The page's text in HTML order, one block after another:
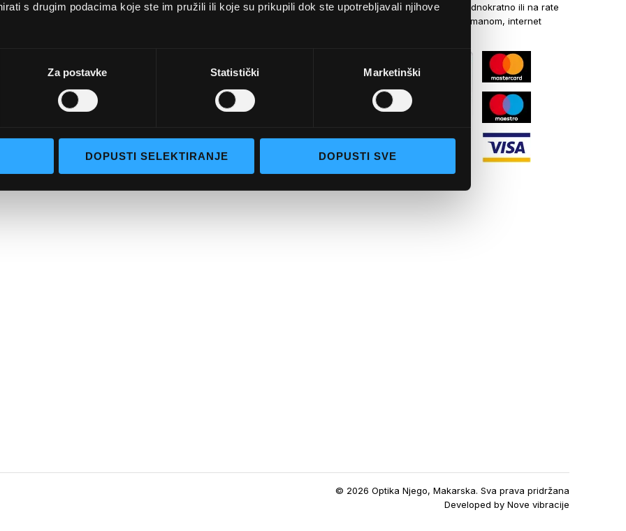
s drugim podacima koje ste im pružili ili koje su prikupili dok ste upotrebljavali njihove
Za postavke Statistički Marketinški
DOPUSTI SELEKTIRANJE DOPUSTI SVE
selection
Opći uvjeti poslovanja
Napredno pretraživanje
Narudžbe i povrati
Kreditnim karticama jednokratno ili na rate
općom uplatnicom, virmanom, internet
© 2026 Optika Njego, Makarska. Sva prava pridržana
Developed byNove vibracije